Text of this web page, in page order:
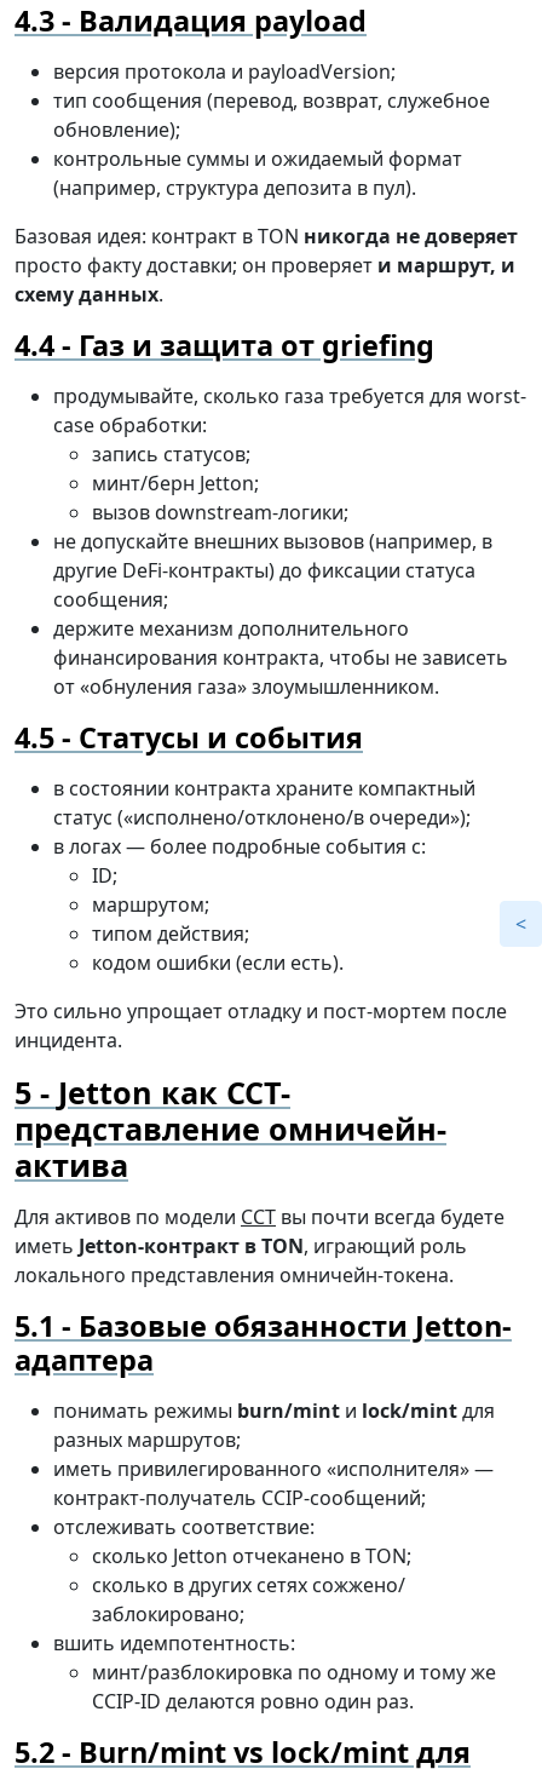
Валидация payload
версия протокола и payloadVersion;
тип сообщения (перевод, возврат, служебное
обновление);
контрольные суммы и ожидаемый формат
(например, структура депозита в пул).
Базовая идея: контракт в TON никогда не доверяет
просто факту доставки; он проверяет и маршрут, и
схему данных.
Газ и защита от griefing
продумывайте, сколько газа требуется для worst-
case обработки:
запись статусов;
минт/берн Jetton;
вызов downstream-логики;
не допускайте внешних вызовов (например, в
другие DeFi-контракты) до фиксации статуса
сообщения;
держите механизм дополнительного
финансирования контракта, чтобы не зависеть
от «обнуления газа» злоумышленником.
Статусы и события
в состоянии контракта храните компактный
статус («исполнено/отклонено/в очереди»);
в логах — более подробные события с:
ID;
маршрутом;
типом действия;
кодом ошибки (если есть).
Это сильно упрощает отладку и пост-мортем после
инцидента.
Jetton как CCT-
представление омничейн-
актива
Для активов по модели CCT вы почти всегда будете
иметь Jetton-контракт в TON, играющий роль
локального представления омничейн-токена.
Базовые обязанности Jetton-
адаптера
понимать режимы burn/mint и lock/mintдля
разных маршрутов;
иметь привилегированного «исполнителя» —
контракт-получатель CCIP-сообщений;
отслеживать соответствие:
сколько Jetton отчеканено в TON;
сколько в других сетях сожжено/
заблокировано;
вшить идемпотентность:
минт/разблокировка по одному и тому же
CCIP-ID делаются ровно один раз.
Burn/mint vs lock/mint для